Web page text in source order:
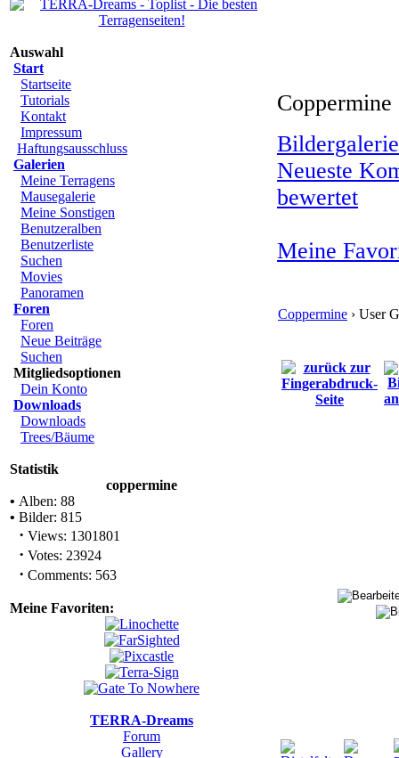
Auswahl
Start
Startseite
Tutorials
Kontakt
Impressum
Haftungsausschluss
Galerien
Meine Terragens
Mausegalerie
Meine Sonstigen
Benutzeralben
Benutzerliste
Suchen
Movies
Panoramen
Foren
Foren
Neue Beiträge
Suchen
Mitgliedsoptionen
Dein Konto
Downloads
Downloads
Trees/Bäume
Statistik
coppermine
• Alben: 88
• Bilder: 815
· Views: 1301801
· Votes: 23924
· Comments: 563
Meine Favoriten:
TERRA-Dreams
Forum
Gallery
Coppermine
Neueste
bewertet
Meine
Coppermine › User